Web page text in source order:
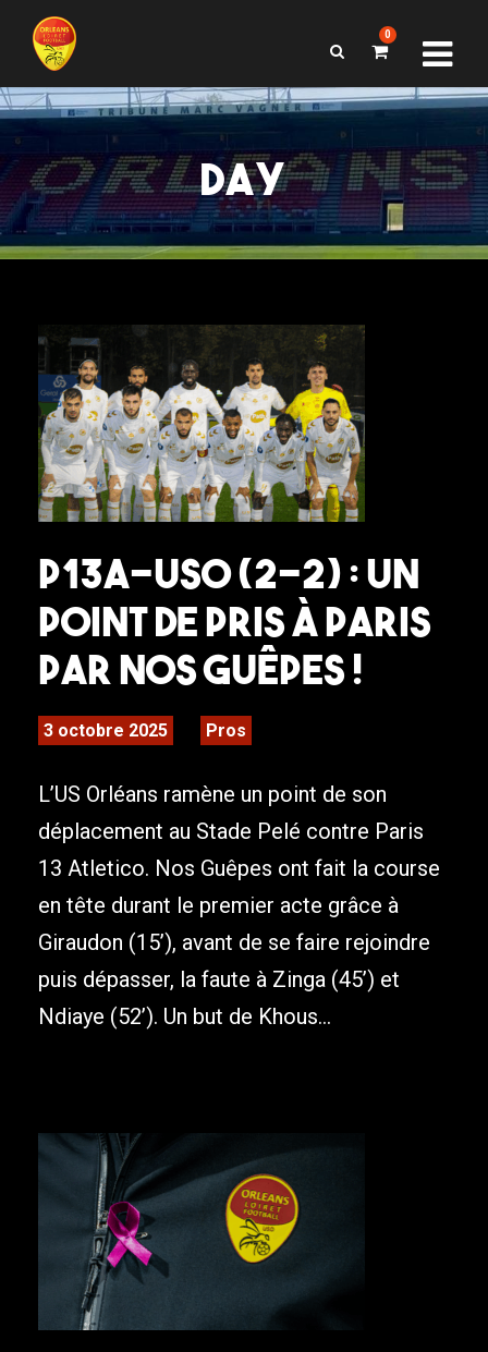
0
DAY
P13A-USO (2-2) : Un
point de pris à Paris
par nos Guêpes !
3 octobre 2025 Pros
L’US Orléans ramène un point de son
déplacement au Stade Pelé contre Paris
13 Atletico. Nos Guêpes ont fait la course
en tête durant le premier acte grâce à
Giraudon (15’), avant de se faire rejoindre
puis dépasser, la faute à Zinga (45’) et
Ndiaye (52’). Un but de Khous...